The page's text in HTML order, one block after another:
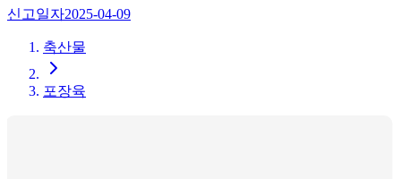
신고일자2025-04-09
축산물
포장육